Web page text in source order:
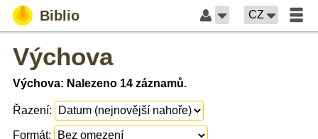
Biblio CZ
Výchova
Výchova: Nalezeno 14 záznamů.
Řazení:
Formát: